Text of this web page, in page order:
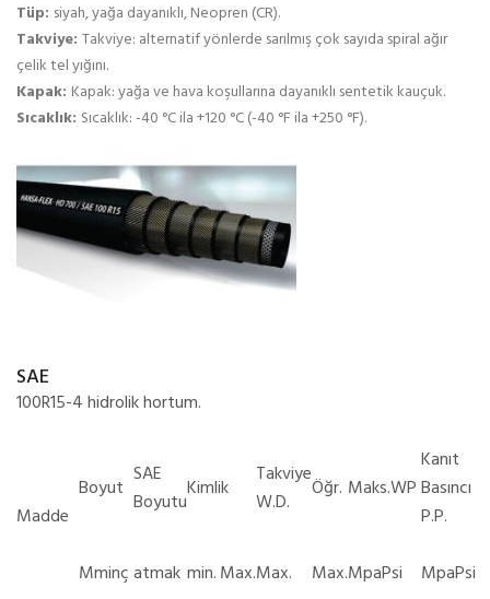
Tüp: siyah, yağa dayanıklı, Neopren (CR).
Takviye: Takviye: alternatif yönlerde sarılmış çok sayıda spiral ağır
çelik tel yığını.
Kapak: Kapak: yağa ve hava koşullarına dayanıklı sentetik kauçuk.
Sıcaklık: Sıcaklık: -40 °C ila +120 °C (-40 °F ila +250 °F).
SAE
100R15-4 hidrolik hortum.
Madde
Boyut SAE
BoyutuKimlik
Takviye
W.D.
Öğr. Maks.WP
Kanıt
Basıncı
P.P.
Mminçatmak min.Max.Max. Max.MpaPsi MpaPsi